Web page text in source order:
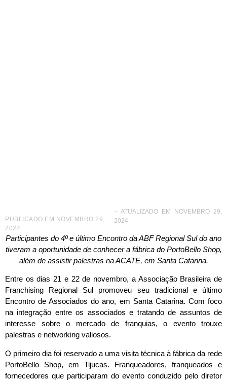
PUBLICADO EM NOVEMBRO 29,
2024
– ATUALIZADO EM NOVEMBRO 29,
2024
Participantes do 4º e último Encontro da ABF Regional Sul do ano
tiveram a oportunidade de conhecer a fábrica do PortoBello Shop,
além de assistir palestras na ACATE, em Santa Catarina.
Entre os dias 21 e 22 de novembro, a Associação Brasileira de
Franchising Regional Sul promoveu seu tradicional e último
Encontro de Associados do ano, em Santa Catarina. Com foco
na integração entre os associados e tratando de assuntos de
interesse sobre o mercado de franquias, o evento trouxe
palestras e networking valiosos.
O primeiro dia foi reservado a uma visita técnica à fábrica da rede
PortoBello Shop, em Tijucas. Franqueadores, franqueados e
fornecedores que participaram do evento conduzido pelo diretor